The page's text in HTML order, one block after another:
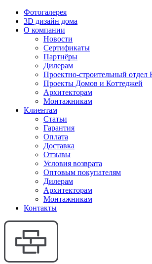
Фотогалерея
3D дизайн дома
О компании
Новости
Сертификаты
Партнёры
Дилерам
Проектно-строительный
Проекты Домов и Коттеджей
Архитекторам
Монтажникам
Клиентам
Статьи
Гарантия
Оплата
Доставка
Отзывы
Условия возврата
Оптовым покупателям
Дилерам
Архитекторам
Монтажникам
Контакты